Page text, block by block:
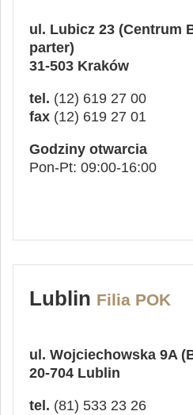
ul. Lubicz 23 (Centrum
parter)
31-503 Kraków
tel. (12) 619 27 00
fax (12) 619 27 01
Godziny otwarcia
Pon-Pt: 09:00-16:00
Lublin Filia POK
ul. Wojciechowska 9A
20-704 Lublin
tel. (81) 533 23 26